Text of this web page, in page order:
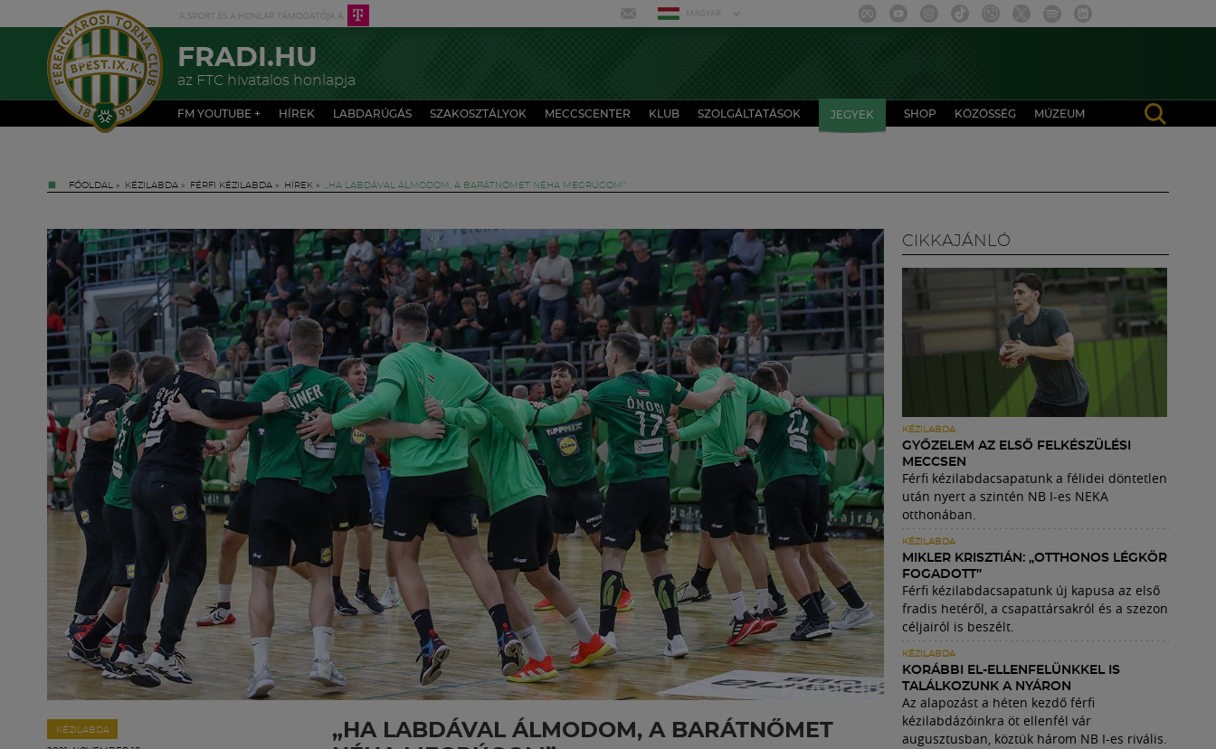
MAGYAR
FRADI.HU
az FTC hivatalos honlapja
FM YOUTUBE + HÍREK LABDARÚGÁS SZAKOSZTÁLYOK MECCSCENTER KLUB SZOLGÁLTATÁSOK JEGYEK SHOP KÖZÖSSÉG MÚZEUM
FŐOLDAL » KÉZILABDA » FÉRFI KÉZILABDA » HÍREK » „HA LABDÁVAL ÁLMODOM, A BARÁTNŐMET NÉHA MEGRÚGOM”
KÉZILABDA
„HA LABDÁVAL ÁLMODOM, A BARÁTNŐMET
CIKKAJÁNLÓ
KÉZILABDA
GYŐZELEM AZ ELSŐ FELKÉSZÜLÉSI
MECCSEN
Férfi kézilabdacsapatunk a félidei döntetlen
után nyert a szintén NB I-es NEKA
otthonában.
KÉZILABDA
MIKLER KRISZTIÁN: „OTTHONOS LÉGKÖR
FOGADOTT”
Férfi kézilabdacsapatunk új kapusa az első
fradis hetéről, a csapattársakról és a szezon
céljairól is beszélt.
KÉZILABDA
KORÁBBI EL-ELLENFELÜNKKEL IS
TALÁLKOZUNK A NYÁRON
Az alapozást a héten kezdő férfi
kézilabdázóinkra öt ellenfél vár
augusztusban, köztük három NB I-es rivális.